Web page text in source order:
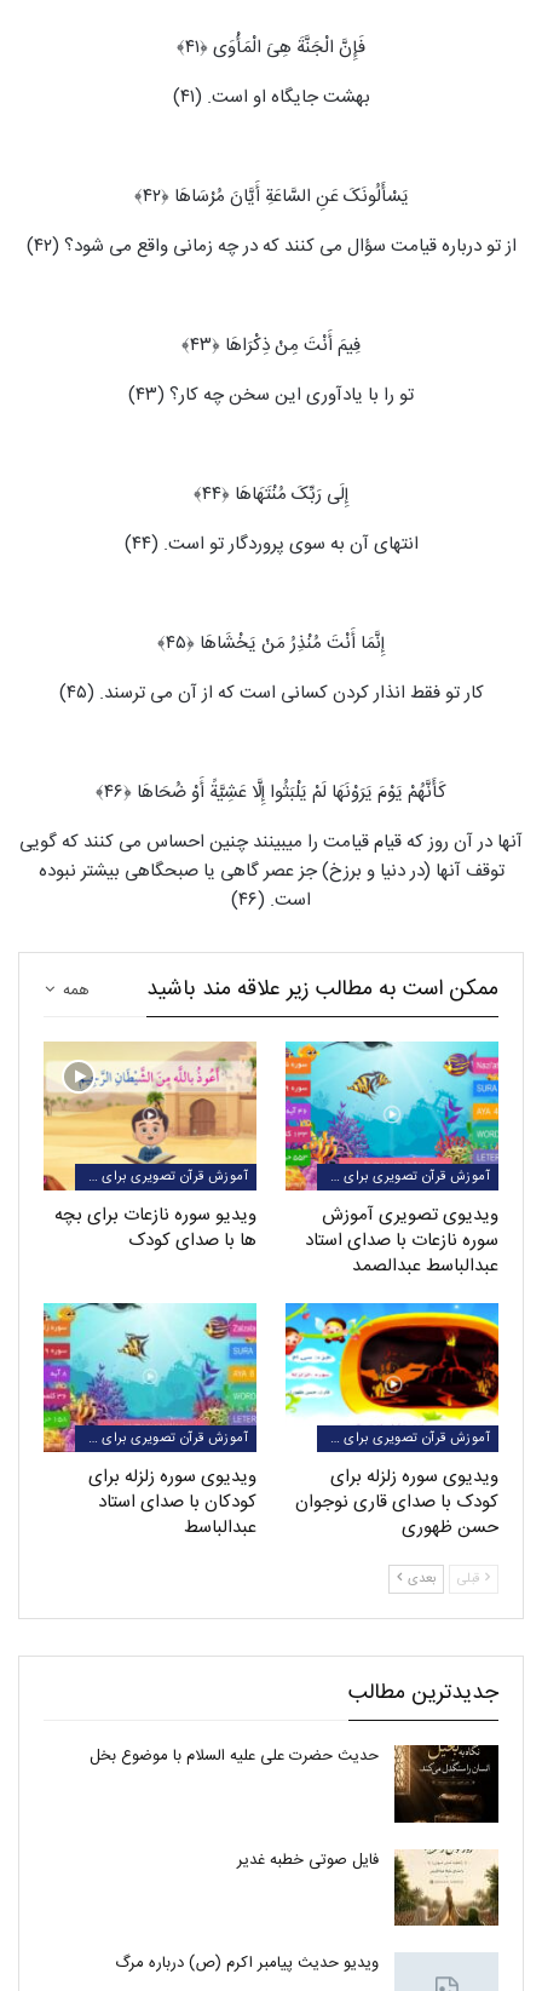
فَإِنَّ الْجَنَّةَ هِیَ الْمَأْوَى ﴿۴۱﴾
بهشت جایگاه او است. (۴۱)
یَسْأَلُونَکَ عَنِ السَّاعَةِ أَیَّانَ مُرْسَاهَا ﴿۴۲﴾
از تو درباره قیامت سؤال می ‏کنند که در چه زمانی واقع می‏ شود؟ (۴۲)
فِیمَ أَنْتَ مِنْ ذِکْرَاهَا ﴿۴۳﴾
تو را با یادآوری این سخن چه کار؟ (۴۳)
إِلَى رَبِّکَ مُنْتَهَاهَا ﴿۴۴﴾
انتهای آن به سوی پروردگار تو است. (۴۴)
إِنَّمَا أَنْتَ مُنْذِرُ مَنْ یَخْشَاهَا ﴿۴۵﴾
کار تو فقط انذار کردن کسانی است که از آن می‏ ترسند. (۴۵)
کَأَنَّهُمْ یَوْمَ یَرَوْنَهَا لَمْ یَلْبَثُوا إِلَّا عَشِیَّةً أَوْ ضُحَاهَا ﴿۴۶﴾
آنها در آن روز که قیام قیامت را می‏بینند چنین احساس می‏ کنند که گویی
توقف آنها (در دنیا و برزخ) جز عصر گاهی یا صبحگاهی بیشتر نبوده
است. (۴۶)
همه ممکن است به مطالب زیر علاقه مند باشید
آموزش قرآن تصویری برای کودکان
ویدیوی تصویری آموزش
سوره نازعات با صدای استاد
عبدالباسط عبدالصمد
آموزش قرآن تصویری برای کودکان
ویدیو سوره نازعات برای بچه
ها با صدای کودک
آموزش قرآن تصویری برای کودکان
ویدیوی سوره زلزله برای
کودک با صدای قاری نوجوان
حسن ظهوری
آموزش قرآن تصویری برای کودکان
ویدیوی سوره زلزله برای
کودکان با صدای استاد
عبدالباسط
قبلی بعدی
جدیدترین مطالب
حدیث حضرت علی علیه السلام با موضوع بخل
فایل صوتی خطبه غدیر
ویدیو حدیث پیامبر اکرم (ص) درباره مرگ